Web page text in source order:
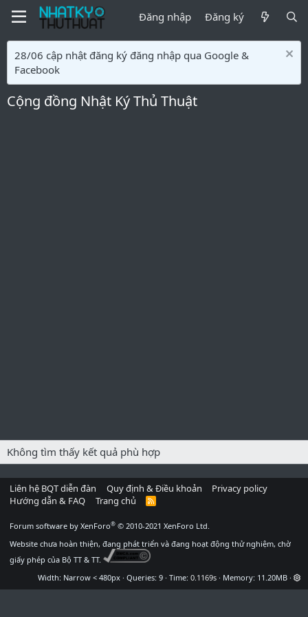
Đăng nhập Đăng ký
28/06 cập nhật đăng ký đăng nhập qua Google &
Facebook
Cộng đồng Nhật Ký Thủ Thuật
Không tìm thấy kết quả phù hợp
Liên hệ BQT diễn đàn Quy định & Điều khoản
Privacy policy
Hướng dẫn & FAQ
Trang chủ
R
Forum software by XenForo® © 2010-2021 XenForo Ltd.
Website chưa hoàn thiện, đang phát triển và đang hoạt động thử nghiệm, chờ
giấy phép của Bộ TT & TT.
Width
Queries 9 Time 0.1169s Memory 11.20MB